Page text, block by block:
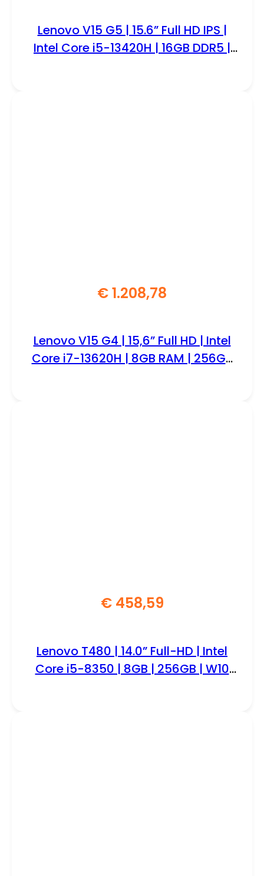
Lenovo V15 G5 | 15.6” Full HD IPS |
Intel Core i5-13420H | 16GB DDR5 |
€1.208,78
Lenovo V15 G4 | 15,6” Full HD | Intel
Core i7-13620H | 8GB RAM | 256GB
€458,59
Lenovo T480 | 14.0” Full-HD | Intel
Core i5-8350 | 8GB | 256GB | W10